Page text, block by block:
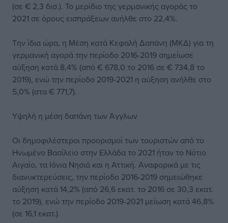
(σε € 2,3 δισ.). Το μερίδιο της γερμανικής αγοράς το
2021 σε όρους εισπράξεων ανήλθε στο 22,4%.
Την ίδια ώρα, η Μέση κατά Κεφαλή Δαπάνη (ΜΚΔ) για τη
γερμανική αγορά την περίοδο 2016-2019 σημείωσε
αύξηση κατά 8,4% (από € 678,0 το 2016 σε € 734,8 το
2019), ενώ την περίοδο 2019-2021 η αύξηση ανήλθε στο
5,0% (στα € 771,7).
Υψηλή η μέση δαπάνη των Άγγλων
Οι δημοφιλέστεροι προορισμοί των τουριστών από το
Ηνωμένο Βασίλειο στην Ελλάδα το 2021 ήταν το Νότιο
Αιγαίο, τα Ιόνια Νησιά και η Αττική. Αναφορικά με τις
διανυκτερεύσεις, την περίοδο 2016-2019 σημειώθηκε
αύξηση κατά 14,2% (από 26,6 εκατ. το 2016 σε 30,3 εκατ.
το 2019), ενώ την περίοδο 2019-2021 μείωση κατά 46,8%
(σε 16,1 εκατ.).